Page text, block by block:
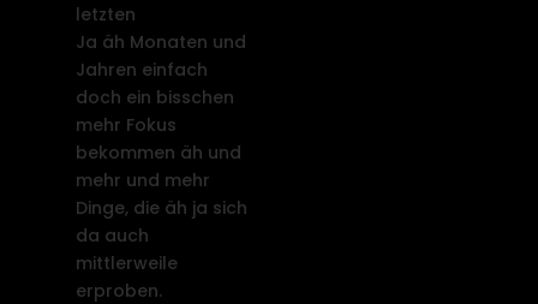
letzten
Ja äh Monaten und
Jahren einfach
doch ein bisschen
mehr Fokus
bekommen äh und
mehr und mehr
Dinge, die äh ja sich
da auch
mittlerweile
erproben.